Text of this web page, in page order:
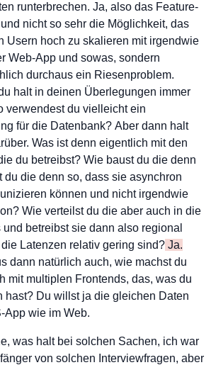
runterbrechen. Ja, also das Feature-
und nicht so sehr die Möglichkeit, das
Usern hoch zu skalieren mit irgendwie
Web-App und sowas, sondern
durchaus ein Riesenproblem.
halt in deinen Überlegungen immer
verwendest du vielleicht ein
für die Datenbank? Aber dann halt
Was ist denn eigentlich mit den
du betreibst? Wie baust du die denn
du die denn so, dass sie asynchron
können und nicht irgendwie
Wie verteilst du die aber auch in die
und betreibst sie dann also regional
die Latenzen relativ gering sind? Ja.
dann natürlich auch, wie machst du
mit multiplen Frontends, das, was du
hast? Du willst ja die gleichen Daten
App wie im Web.
was halt bei solchen Sachen, ich war
von solchen Interviewfragen, aber